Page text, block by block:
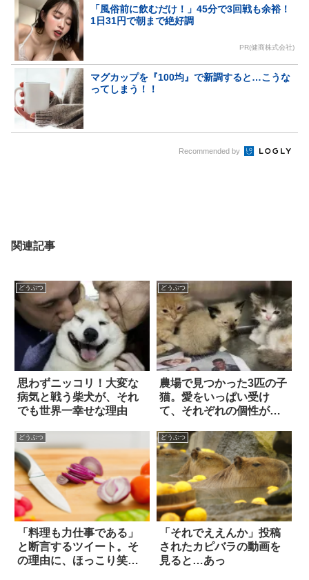
「風俗前に飲むだけ！」45分で3回戦も余裕！
1日31円で朝まで絶好調
PR(健商株式会社)
マグカップを『100均』で新調すると…こうな
ってしまう！！
Recommended by
関連記事
どうぶつ
思わずニッコリ！大変な
病気と戦う柴犬が、それ
でも世界一幸せな理由
どうぶつ
農場で見つかった3匹の子
猫。愛をいっぱい受け
て、それぞれの個性が輝
どうぶつ
「料理も力仕事である」
と断言するツイート。そ
の理由に、ほっこり笑っ
どうぶつ
「それでええんか」投稿
されたカピバラの動画を
見ると…あっ